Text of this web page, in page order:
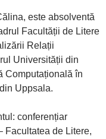
este absolventă
Facultății de Litere
Relații
Universității din
Computațională în
Uppsala.
conferențiar
Facultatea de Litere,